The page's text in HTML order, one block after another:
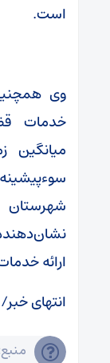
است.
وی
خدمات
میانگین
ارائه
انتهای خبر/